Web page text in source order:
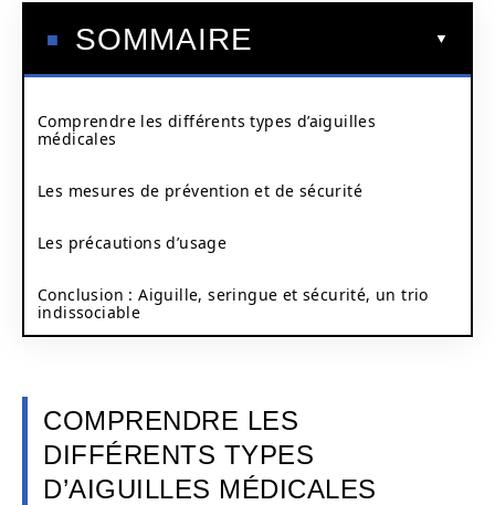
SOMMAIRE
Comprendre les différents types d’aiguilles
médicales
Les mesures de prévention et de sécurité
Les précautions d’usage
Conclusion : Aiguille, seringue et sécurité, un trio
indissociable
COMPRENDRE LES
DIFFÉRENTS TYPES
D’AIGUILLES MÉDICALES